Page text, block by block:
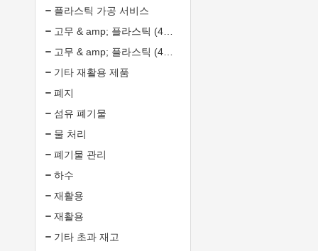
플라스틱 가공 서비스
기타 재활용 제품
폐지
섬유 폐기물
물 처리
폐기물 관리
하수
재활용
재활용
기타 초과 재고